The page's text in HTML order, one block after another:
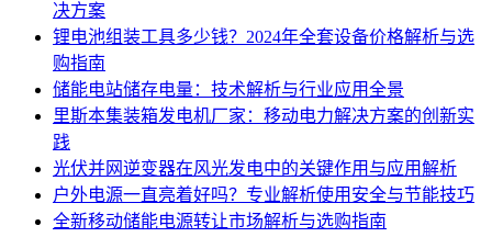
决方案
锂电池组装工具多少钱？2024年全套设备价格解析与选
购指南
储能电站储存电量：技术解析与行业应用全景
里斯本集装箱发电机厂家：移动电力解决方案的创新实
践
光伏并网逆变器在风光发电中的关键作用与应用解析
户外电源一直亮着好吗？专业解析使用安全与节能技巧
全新移动储能电源转让市场解析与选购指南